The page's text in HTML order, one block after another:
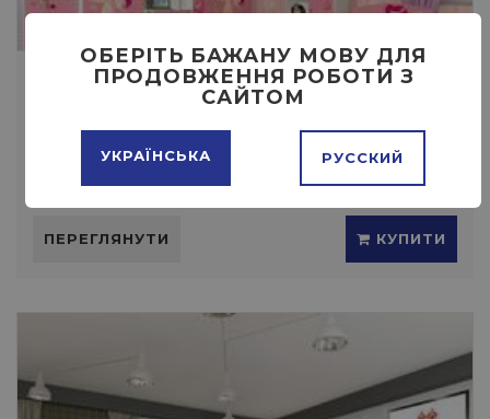
ДИТЯЧА МУЛЬТИ ФЕЯ
1 ГРН
ПЕРЕГЛЯНУТИ КУПИТИ
ОБЕРІТЬ БАЖАНУ МОВУ ДЛЯ
ПРОДОВЖЕННЯ РОБОТИ З
САЙТОМ
УКРАЇНСЬКА РУССКИЙ